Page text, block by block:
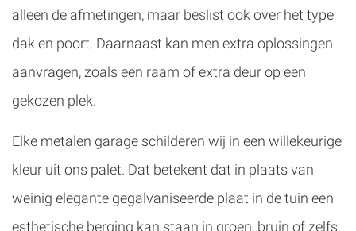
alleen de afmetingen, maar beslist ook over het type
dak en poort. Daarnaast kan men extra oplossingen
aanvragen, zoals een raam of extra deur op een
gekozen plek.
Elke metalen garage schilderen wij in een willekeurige
kleur uit ons palet. Dat betekent dat in plaats van
weinig elegante gegalvaniseerde plaat in de tuin een
esthetische berging kan staan in groen, bruin of zelfs